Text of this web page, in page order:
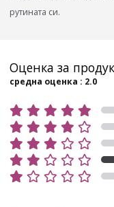
рутината си.
Оценка за
средна оценка : 2.0